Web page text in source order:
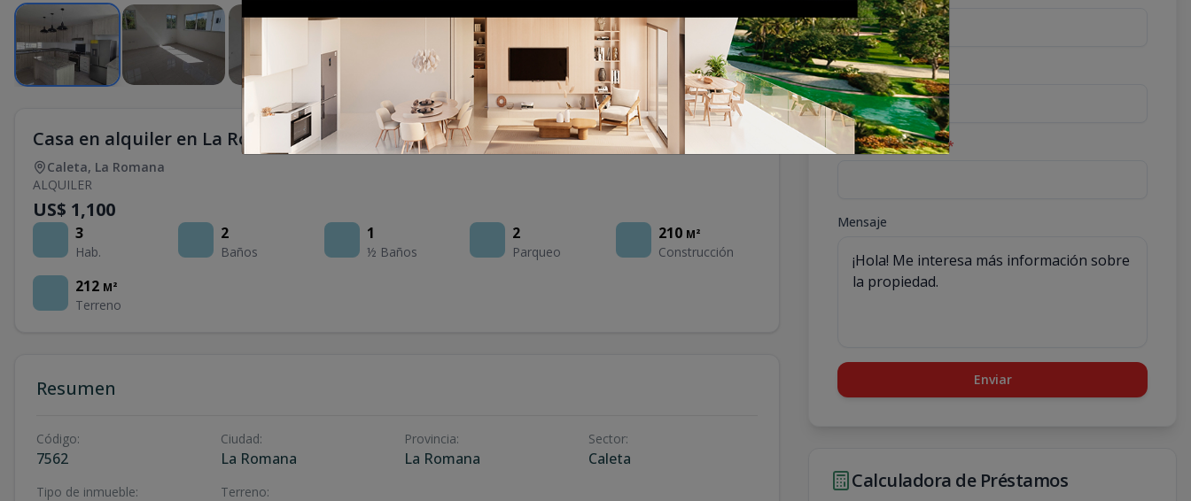
Casa en alquiler en La Romana (La Caleta)
Caleta, La Romana
ALQUILER
US$ 1,100
3
Hab.
2
Baños
1
½ Baños
2
Parqueo
210 M²
Construcción
212 M²
Terreno
Resumen
Código:
7562
Ciudad:
La Romana
Provincia:
La Romana
Sector:
Caleta
Tipo de inmueble: Terreno:
Teléfono*
Correo Electrónico*
Mensaje
Enviar
Calculadora de Préstamos